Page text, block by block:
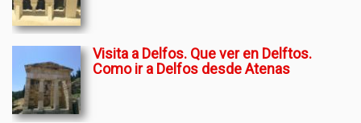
Visita a Delfos. Que ver en Delftos.
Como ir a Delfos desde Atenas